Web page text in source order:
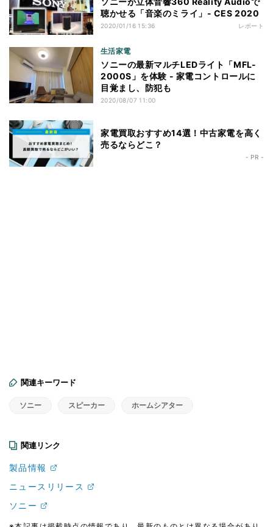
聴かせる「音楽のミライ」- CES 2020
2020/01/16 15:36 レポート
生活家電
ソニーの最新マルチLEDライト「MFL-
2000S」を体験 - 家電コントロールに
目覚まし、防犯も
2020/08/07 11:00
家電買取おすすめ14選！中古家電を高く
売るならどこ？
- PR -
関連キーワード
ソニー スピーカー ホームシアター
関連リンク
製品情報
ニュースリリース
ソニー